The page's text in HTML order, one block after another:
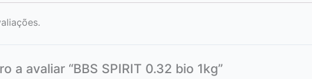
a avaliar “BBS SPIRIT 0.32 bio 1kg”